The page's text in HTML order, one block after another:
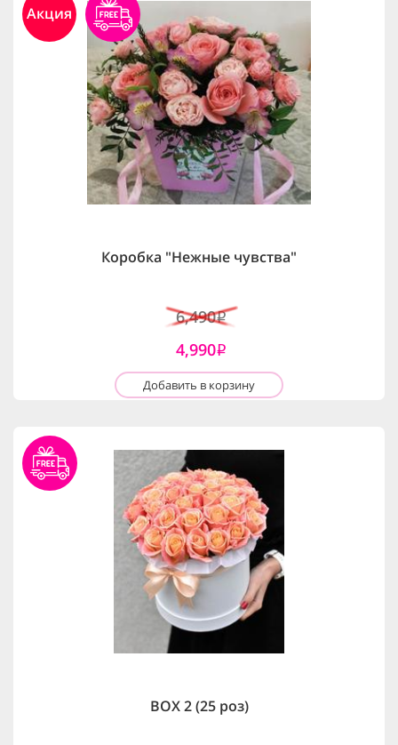
Акция
Коробка "Нежные чувства"
6,490i
4,990i
Добавить в корзину
BOX 2 (25 роз)